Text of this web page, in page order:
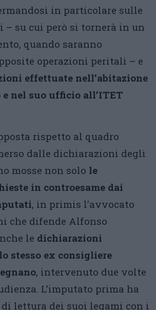
in particolare sulle
su cui però si tornerà in un
quando saranno
operazioni peritali – e
effettuate nell’abitazione
nel suo ufficio all’ITET
rispetto al quadro
dalle dichiarazioni degli
mosse non solo le
in controesame dai
, in primis l’avvocato
che difende Alfonso
le dichiarazioni
stesso ex consigliere
, intervenuto due volte
L’imputato prima ha
lettura dei suoi legami con i